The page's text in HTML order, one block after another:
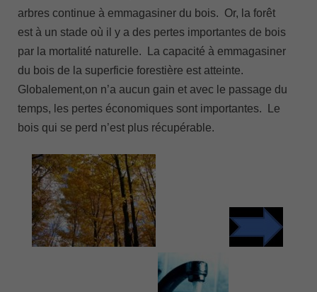
arbres continue à emmagasiner du bois. Or, la forêt
est à un stade où il y a des pertes importantes de bois
par la mortalité naturelle. La capacité à emmagasiner
du bois de la superficie forestière est atteinte.
Globalement,on n’a aucun gain et avec le passage du
temps, les pertes économiques sont importantes. Le
bois qui se perd n’est plus récupérable.